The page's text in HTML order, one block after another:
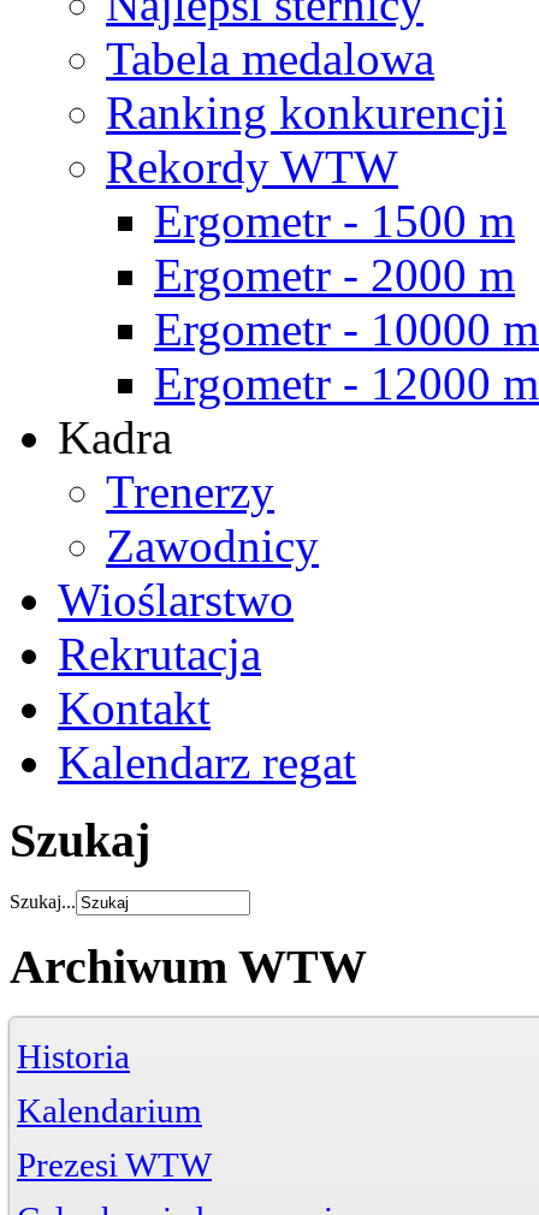
Tabela medalowa
Ranking konkurencji
Rekordy WTW
Ergometr - 1500 m
Ergometr - 2000 m
Ergometr - 10000 m
Ergometr - 12000 m
Kadra
Trenerzy
Zawodnicy
Wioślarstwo
Rekrutacja
Kontakt
Kalendarz regat
Szukaj
Szukaj...
Archiwum WTW
Historia
Kalendarium
Prezesi WTW